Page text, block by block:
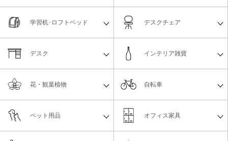
学習机･ロフトベッド デスクチェア
デスク インテリア雑貨
花・観葉植物 自転車
ペット用品 オフィス家具